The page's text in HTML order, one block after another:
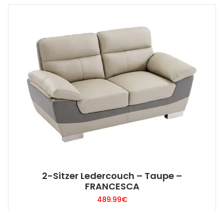
2-Sitzer Ledercouch – Taupe –
FRANCESCA
489.99€